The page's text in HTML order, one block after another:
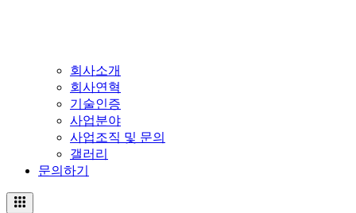
회사소개
회사연혁
기술인증
사업분야
사업조직 및 문의
갤러리
문의하기